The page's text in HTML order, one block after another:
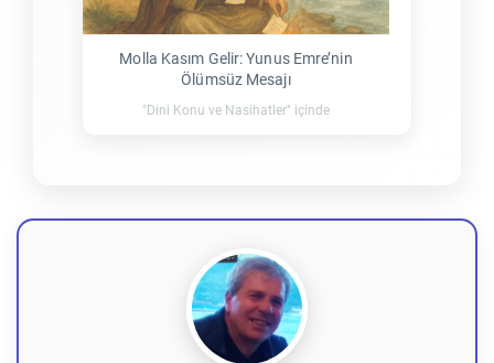
Molla Kasım Gelir: Yunus Emre’nin
Ölümsüz Mesajı
"Dini Konu ve Nasihatler" içinde